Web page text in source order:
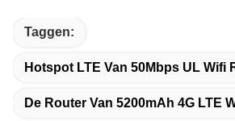
Taggen:
Hotspot LTE Van 50Mbps UL Wifi
De Router Van 5200mAh 4G LTE